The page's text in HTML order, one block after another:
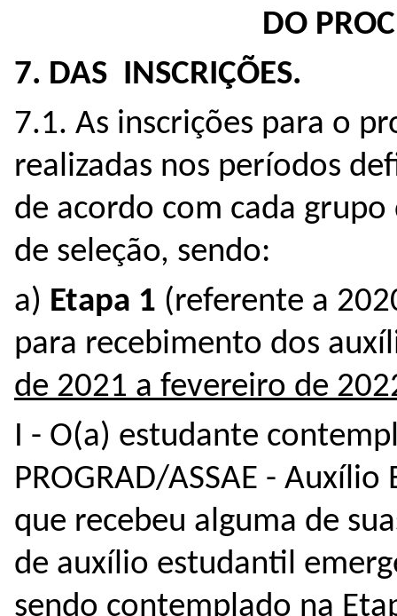
DO
7. DAS INSCRIÇÕES.
7.1. As inscrições para o
realizadas nos períodos
de acordo com cada
de seleção, sendo:
a) Etapa 1 (referente a
para recebimento dos
de 2021 a fevereiro de
I - O(a) estudante
PROGRAD/ASSAE -
que recebeu alguma de
de auxílio estudantil
sendo contemplado na